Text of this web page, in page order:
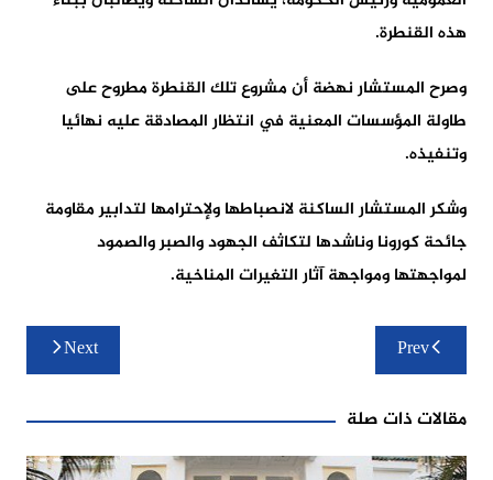
هذه القنطرة.
وصرح المستشار نهضة أن مشروع تلك القنطرة مطروح على
طاولة المؤسسات المعنية في انتظار المصادقة عليه نهائيا
وتنفيذه.
وشكر المستشار الساكنة لانصباطها ولإحترامها لتدابير مقاومة
جائحة كورونا وناشدها لتكاثف الجهود والصبر والصمود
لمواجهتها ومواجهة آثار التغيرات المناخية.
تصفّح
المقالات
Prev
Next
مقالات ذات صلة